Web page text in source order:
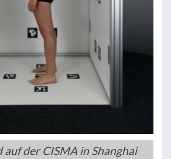
der CISMA in Shanghai